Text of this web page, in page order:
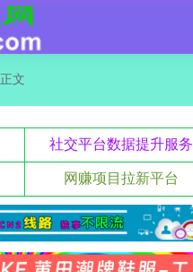
正文
社交平台数据提升服务
网赚项目拉新平台